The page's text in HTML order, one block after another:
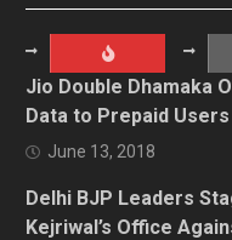
Jio Double Dhamaka
Data to Prepaid Users
June 13, 2018
Delhi BJP Leaders
Kejriwal’s Office